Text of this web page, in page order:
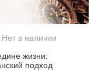
Нет в наличии
жизни:
подход